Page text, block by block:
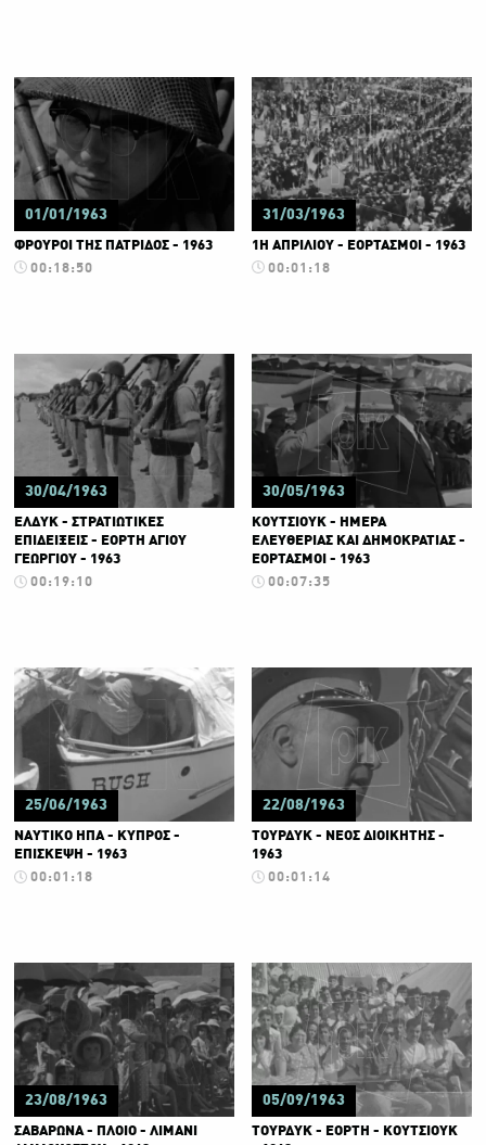
01/01/1963
ΦΡΟΥΡΟΙ ΤΗΣ ΠΑΤΡΙΔΟΣ - 1963
00:18:50
31/03/1963
1Η ΑΠΡΙΛΙΟΥ - ΕΟΡΤΑΣΜΟΙ - 1963
00:01:18
30/04/1963
ΕΛΔΥΚ - ΣΤΡΑΤΙΩΤΙΚΕΣ
ΕΠΙΔΕΙΞΕΙΣ - ΕΟΡΤΗ ΑΓΙΟΥ
ΓΕΩΡΓΙΟΥ - 1963
00:19:10
30/05/1963
ΚΟΥΤΣΙΟΥΚ - ΗΜΕΡΑ
ΕΛΕΥΘΕΡΙΑΣ ΚΑΙ ΔΗΜΟΚΡΑΤΙΑΣ -
ΕΟΡΤΑΣΜΟΙ - 1963
00:07:35
25/06/1963
ΝΑΥΤΙΚΟ ΗΠΑ - ΚΥΠΡΟΣ -
ΕΠΙΣΚΕΨΗ - 1963
00:01:18
22/08/1963
ΤΟΥΡΔΥΚ - ΝΕΟΣ ΔΙΟΙΚΗΤΗΣ -
1963
00:01:14
23/08/1963
ΣΑΒΑΡΩΝΑ - ΠΛΟΙΟ - ΛΙΜΑΝΙ
05/09/1963
ΤΟΥΡΔΥΚ - ΕΟΡΤΗ - ΚΟΥΤΣΙΟΥΚ